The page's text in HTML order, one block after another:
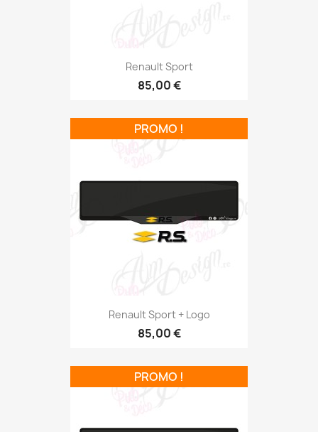
Renault Sport
85,00 €
Renault Sport + Logo
85,00 €
PROMO !
PROMO !